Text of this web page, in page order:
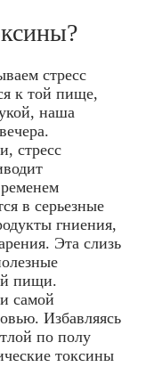
стресс
к той пище,
наша
стресс
в серьезные
гниения,
Эта слизь
пищи.
самой
Избавляясь
по полу
токсины